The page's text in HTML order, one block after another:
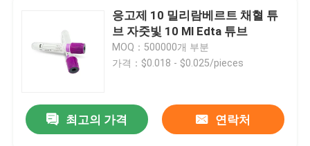
응고제 10 밀리람베르트 채혈 튜
브 자줏빛 10 Ml Edta 튜브
MOQ：500000개 부분
가격：$0.018 - $0.025/pieces
최고의 가격 연락처